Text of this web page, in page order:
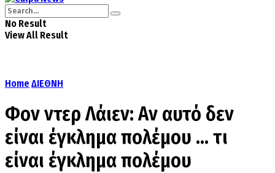
No Result
View All Result
Home ΔΙΕΘΝΗ
Φον ντερ Λάιεν: Αν αυτό δεν
είναι έγκλημα πολέμου … τι
είναι έγκλημα πολέμου